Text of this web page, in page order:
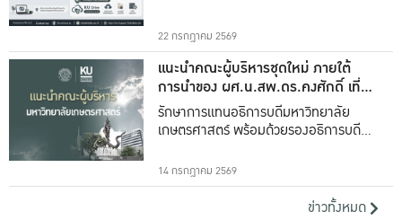
22 กรกฎาคม 2569
แนะนำคณะผู้บริหารชุดใหม่ ภายใต้
การนำของ ผศ.น.สพ.ดร.คงศักดิ์ เที่ยง
ธรรม
รักษาการแทนอธิการบดีมหาวิทยาลัย
เกษตรศาสตร์ พร้อมด้วยรองอธิการบดีทั้ง
14 กรกฎาคม 2569
ข่าวทั้งหมด